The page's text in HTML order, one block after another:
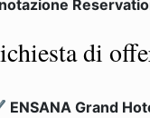
di
Grand